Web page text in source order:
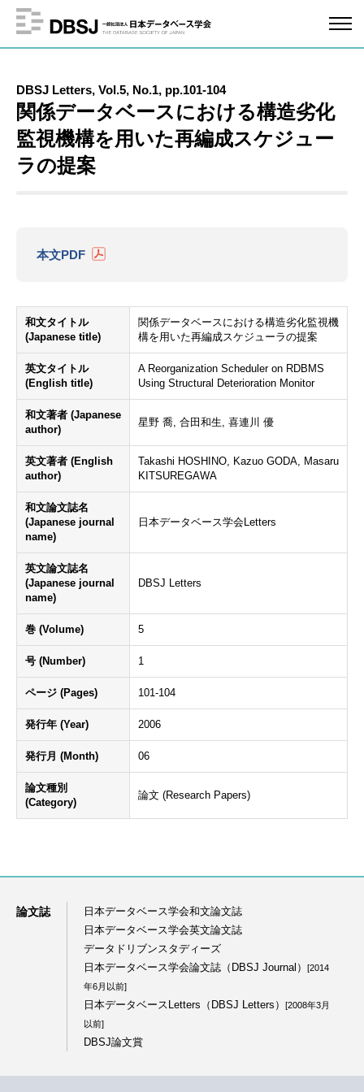
DBSJ Letters, Vol.5, No.1, pp.101-104
関係データベースにおける構造劣化
監視機構を用いた再編成スケジュー
ラの提案
本文PDF
和文タイトル
(Japanese title)
関係データベースにおける構造劣化監視機
構を用いた再編成スケジューラの提案
英文タイトル
(English title)
A Reorganization Scheduler on RDBMS
Using Structural Deterioration Monitor
和文著者 (Japanese
author)
星野 喬, 合田和生, 喜連川 優
英文著者 (English
author)
Takashi HOSHINO, Kazuo GODA, Masaru
KITSUREGAWA
和文論文誌名
(Japanese journal
name)
日本データベース学会Letters
英文論文誌名
(Japanese journal
name)
DBSJ Letters
巻 (Volume) 5
号 (Number) 1
ページ (Pages) 101-104
発行年 (Year) 2006
発行月 (Month) 06
論文種別
(Category)
論文 (Research Papers)
論文誌
日本データベース学会和文論文誌
日本データベース学会英文論文誌
データドリブンスタディーズ
日本データベース学会論文誌（DBSJ Journal）
[2014
年6月以前]
日本データベースLetters（DBSJ Letters）
[2008年3月
以前]
DBSJ論文賞